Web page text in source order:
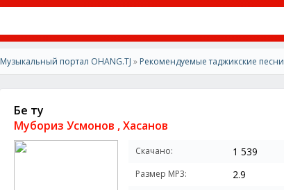
Музыкальный портал OHANG.TJ » Рекомендуемые таджикские песни
Бе ту
Мубориз Усмонов , Хасанов
Скачано: 1 539
Размер MP3: 2.9